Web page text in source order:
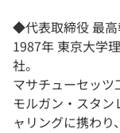
◆代表取締役 最高
1987年 東京大学
社。
マサチューセッツ
モルガン・スタ
ャリングに携わり